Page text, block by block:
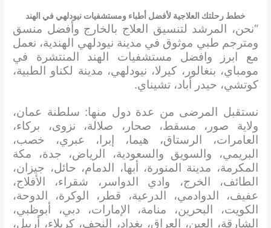
خطط رحلتك العلاجية لأفضل أطباء ومستشفيات نيودلهي في الهند
“نحن، المرشد لتنسيق العلاج بالخارج وأفضل منسق
ومترجم طبي موثوق في مدينة نيودلهي الهندية، نعمل
مع ابرز وافضل مستشفيات الهند المنتشرة في
مومباي، بنغالور، كيرلا، نيودلهي، مدينة لكناو الطبية،
كوتشي، حيدر أباد، تشيناي.
نستقبل المرضى من عدة دول منها: سلطنة عمان،
ولاية صور، مسقط، صحار، صلالة، نزوى، بركاء،
العامرات، الرستاق، هيما، إبرا، عبري، خصب،
البريمي، والسويق والسعودية، الرياض، جدة، مكة
المكرمة، مدينة المنورة، أبها، الدمام، حائل، جيزان،
الطائف، الخرج، وادي الدواسر، شقراء، الأفلاج،
عفيف، الدوادمي، الدرعية، قطر، الوكرة، الدوحة،
الكويت، البحرين، منامة، الإمارات، دبي، أبوظبي،
الشارقة، العين، العراق، بغداد، النجف، كربلاء، أربيل،